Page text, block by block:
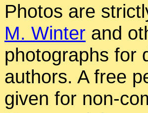
Photos are
M. Winter and
photographs for
authors. A free
given for non-